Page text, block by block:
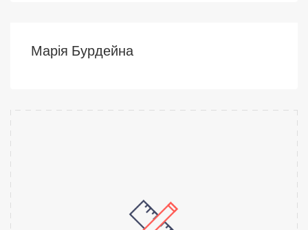
Марія Бурдейна